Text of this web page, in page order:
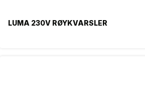
LUMA 230V RØYKVARSLER